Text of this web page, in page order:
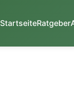
StartseiteRatgeber